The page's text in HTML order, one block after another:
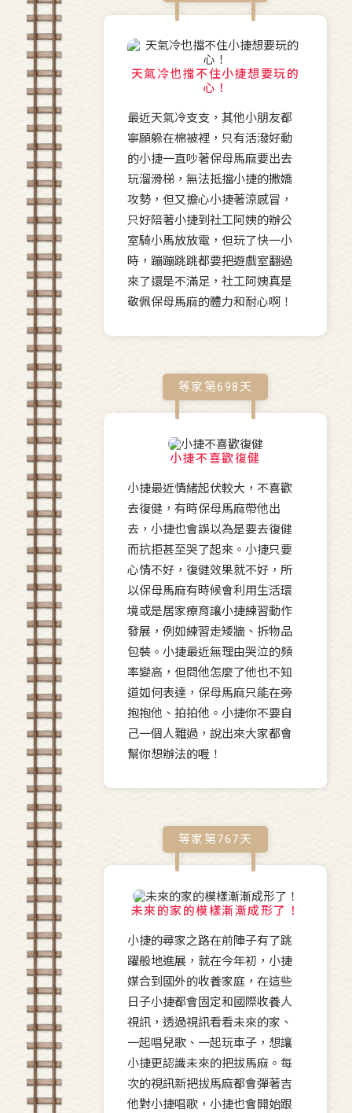
天氣冷也擋不住小捷想要玩的
心！
最近天氣冷支支，其他小朋友都
寧願躲在棉被裡，只有活潑好動
的小捷一直吵著保母馬麻要出去
玩溜滑梯，無法抵擋小捷的撒嬌
攻勢，但又擔心小捷著涼感冒，
只好陪著小捷到社工阿姨的辦公
室騎小馬放放電，但玩了快一小
時，蹦蹦跳跳都要把遊戲室翻過
來了還是不滿足，社工阿姨真是
敬佩保母馬麻的體力和耐心啊！
等家第698 天
小捷不喜歡復健
小捷最近情緒起伏較大，不喜歡
去復健，有時保母馬麻帶他出
去，小捷也會誤以為是要去復健
而抗拒甚至哭了起來。小捷只要
心情不好，復健效果就不好，所
以保母馬麻有時候會利用生活環
境或是居家療育讓小捷練習動作
發展，例如練習走矮牆、拆物品
包裝。小捷最近無理由哭泣的頻
率變高，但問他怎麼了他也不知
道如何表達，保母馬麻只能在旁
抱抱他、拍拍他。小捷你不要自
己一個人難過，說出來大家都會
幫你想辦法的喔！
等家第767天
未來的家的模樣漸漸成形了！
小捷的尋家之路在前陣子有了跳
躍般地進展，就在今年初，小捷
媒合到國外的收養家庭，在這些
日子小捷都會固定和國際收養人
視訊，透過視訊看看未來的家、
一起唱兒歌、一起玩車子，想讓
小捷更認識未來的把拔馬麻。每
次的視訊新把拔馬麻都會彈著吉
他對小捷唱歌，小捷也會開始跟